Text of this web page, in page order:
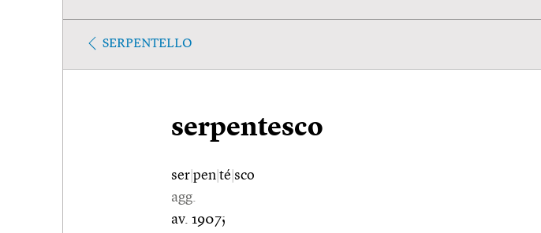
SERPENTELLO
serpentesco
ser pen té sco
agg.
av. 1907;